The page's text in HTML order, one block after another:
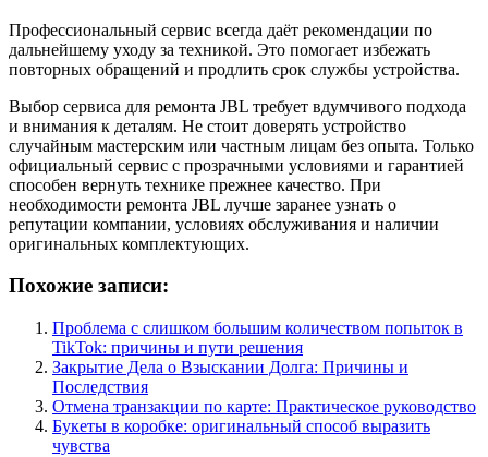
Профессиональный сервис всегда даёт рекомендации по
дальнейшему уходу за техникой. Это помогает избежать
повторных обращений и продлить срок службы устройства.
Выбор сервиса для ремонта JBL требует вдумчивого подхода
и внимания к деталям. Не стоит доверять устройство
случайным мастерским или частным лицам без опыта. Только
официальный сервис с прозрачными условиями и гарантией
способен вернуть технике прежнее качество. При
необходимости ремонта JBL лучше заранее узнать о
репутации компании, условиях обслуживания и наличии
оригинальных комплектующих.
Похожие записи:
Проблема с слишком большим количеством попыток в
TikTok: причины и пути решения
Закрытие Дела о Взыскании Долга: Причины и
Последствия
Отмена транзакции по карте: Практическое руководство
Букеты в коробке: оригинальный способ выразить
чувства